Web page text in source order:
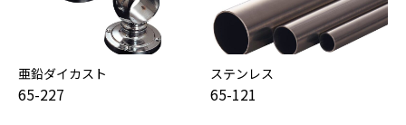
亜鉛ダイカスト
65-227
ステンレス
65-121